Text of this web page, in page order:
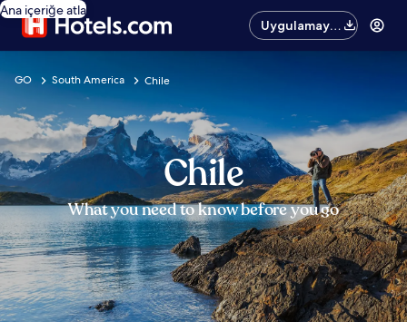
Ana içeriğe atla
Uygulamayı
edinin
GO South America Chile
Chile
What you need to know before you go